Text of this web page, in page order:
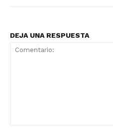
DEJA UNA RESPUESTA